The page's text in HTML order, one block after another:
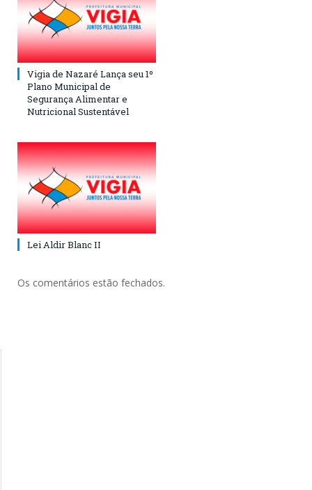
Vigia de Nazaré Lança seu 1º
Plano Municipal de
Segurança Alimentar e
Nutricional Sustentável
Lei Aldir Blanc II
Os comentários estão fechados.